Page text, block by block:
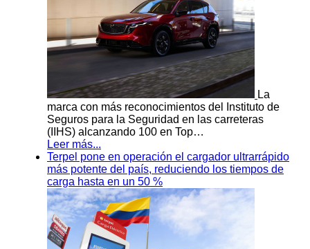
La
marca con más reconocimientos del Instituto de
Seguros para la Seguridad en las carreteras
(IIHS) alcanzando 100 en Top…
Leer más...
Terpel pone en operación el cargador ultrarrápido
más potente del país, reduciendo los tiempos de
carga hasta en un 50 %